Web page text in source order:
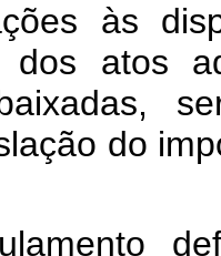
às
dos atos
do